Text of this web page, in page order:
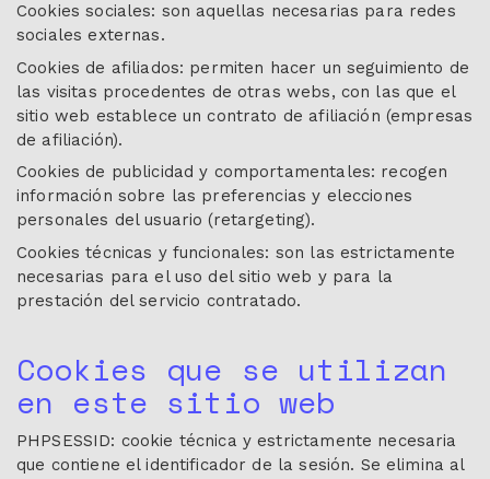
Cookies sociales: son aquellas necesarias para redes
sociales externas.
Cookies de afiliados: permiten hacer un seguimiento de
las visitas procedentes de otras webs, con las que el
sitio web establece un contrato de afiliación (empresas
de afiliación).
Cookies de publicidad y comportamentales: recogen
información sobre las preferencias y elecciones
personales del usuario (retargeting).
Cookies técnicas y funcionales: son las estrictamente
necesarias para el uso del sitio web y para la
prestación del servicio contratado.
Cookies que se utilizan
en este sitio web
PHPSESSID: cookie técnica y estrictamente necesaria
que contiene el identificador de la sesión. Se elimina al